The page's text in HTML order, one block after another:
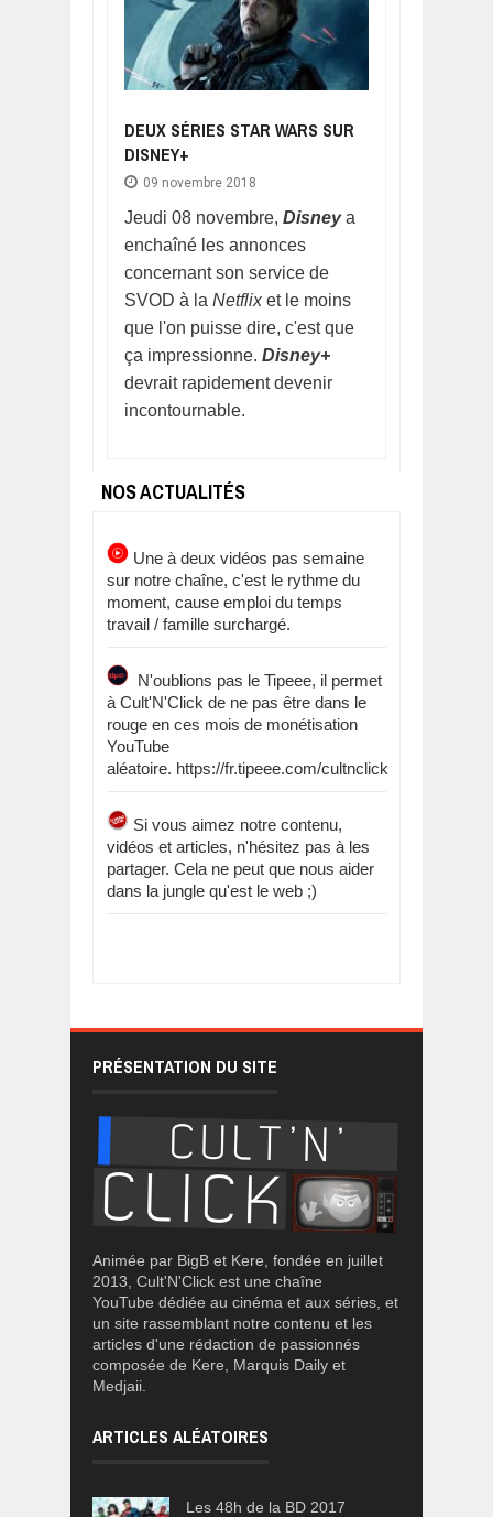
DEUX SÉRIES STAR WARS SUR
DISNEY+
09 novembre 2018
Jeudi 08 novembre, Disneya
enchaîné les annonces
concernant son service de
SVOD à la Netflixet le moins
que l'on puisse dire, c'est que
ça impressionne. Disney+
devrait rapidement devenir
incontournable.
NOS ACTUALITÉS
Une à deux vidéos pas semaine
sur notre chaîne, c'est le rythme du
moment, cause emploi du temps
travail / famille surchargé.
N'oublions pas le Tipeee, il permet
à Cult'N'Click de ne pas être dans le
rouge en ces mois de monétisation
YouTube
aléatoire. https://fr.tipeee.com/cultnclick
Si vous aimez notre contenu,
vidéos et articles, n'hésitez pas à les
partager. Cela ne peut que nous aider
dans la jungle qu'est le web ;)
PRÉSENTATION DU SITE
Animée par BigB et Kere, fondée en juillet
2013, Cult'N'Click est une chaîne
YouTube dédiée au cinéma et aux séries, et
un site rassemblant notre contenu et les
articles d'une rédaction de passionnés
composée de Kere, Marquis Daily et
Medjaii.
ARTICLES ALÉATOIRES
Les 48h de la BD 2017